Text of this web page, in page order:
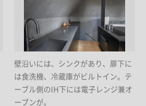
壁沿いには、シンクがあり、扉下に
は食洗機、冷蔵庫がビルトイン。テ
ーブル側のIH下には電子レンジ兼オ
ーブンが。